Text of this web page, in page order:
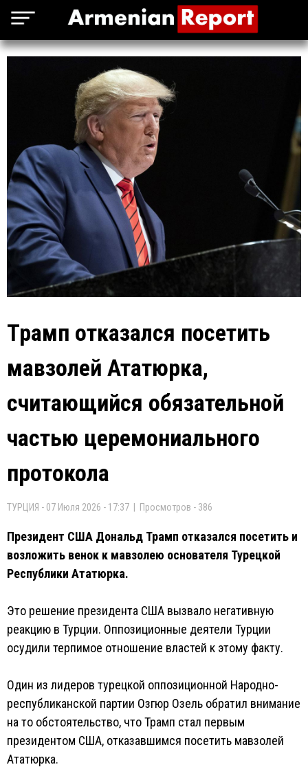
Трамп отказался посетить
мавзолей Ататюрка,
считающийся обязательной
частью церемониального
протокола
ТУРЦИЯ - 07 Июля 2026 - 17:37 | Просмотров - 386
Президент США Дональд Трамп отказался посетить и
возложить венок к мавзолею основателя Турецкой
Республики Ататюрка.
Это решение президента США вызвало негативную
реакцию в Турции. Оппозиционные деятели Турции
осудили терпимое отношение властей к этому факту.
Один из лидеров турецкой оппозиционной Народно-
республиканской партии Озгюр Озель обратил внимание
на то обстоятельство, что Трамп стал первым
президентом США, отказавшимся посетить мавзолей
Ататюрка.